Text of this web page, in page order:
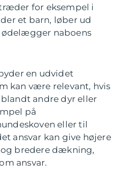
for eksempel i
et barn, løber ud
ødelægger naboens
en udvidet
kan være relevant, hvis
andre dyr eller
på
eller til
ansvar kan give højere
bredere dækning,
ansvar.